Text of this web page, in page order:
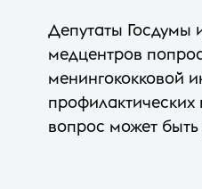
Депутаты
медцентров
менингококковой
вопрос может